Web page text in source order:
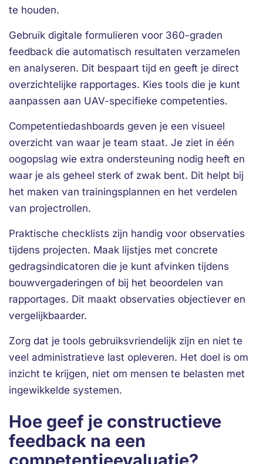
te houden.
Gebruik digitale formulieren voor 360-graden
feedback die automatisch resultaten verzamelen
en analyseren. Dit bespaart tijd en geeft je direct
overzichtelijke rapportages. Kies tools die je kunt
aanpassen aan UAV-specifieke competenties.
Competentiedashboards geven je een visueel
overzicht van waar je team staat. Je ziet in één
oogopslag wie extra ondersteuning nodig heeft en
waar je als geheel sterk of zwak bent. Dit helpt bij
het maken van trainingsplannen en het verdelen
van projectrollen.
Praktische checklists zijn handig voor observaties
tijdens projecten. Maak lijstjes met concrete
gedragsindicatoren die je kunt afvinken tijdens
bouwvergaderingen of bij het beoordelen van
rapportages. Dit maakt observaties objectiever en
vergelijkbaarder.
Zorg dat je tools gebruiksvriendelijk zijn en niet te
veel administratieve last opleveren. Het doel is om
inzicht te krijgen, niet om mensen te belasten met
ingewikkelde systemen.
Hoe geef je constructieve
feedback na een